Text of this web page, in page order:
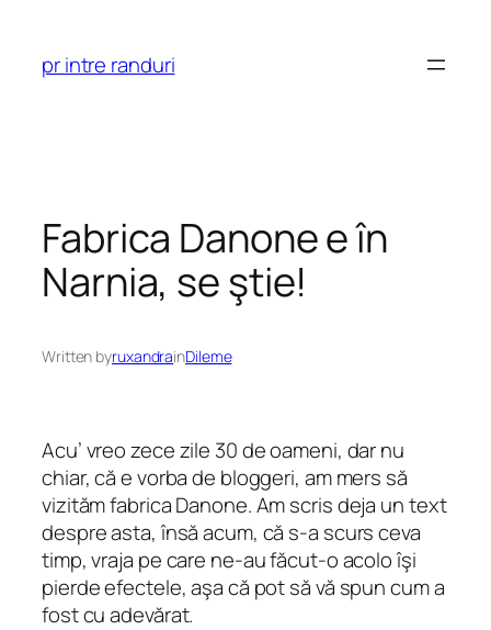
content
pr intre randuri
Fabrica Danone e în
Narnia, se ştie!
Written byruxandrainDileme
Acu’ vreo zece zile 30 de oameni, dar nu
chiar, că e vorba de bloggeri, am mers să
vizităm fabrica Danone. Am scris deja un text
despre asta, însă acum, că s-a scurs ceva
timp, vraja pe care ne-au făcut-o acolo îşi
pierde efectele, aşa că pot să vă spun cum a
fost cu adevărat.